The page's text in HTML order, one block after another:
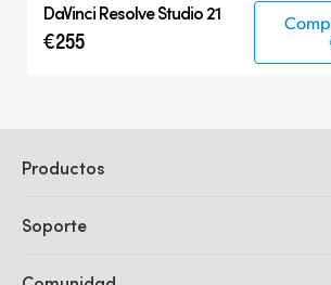
DaVinci Resolve Studio 21
€255
Productos
DaVinci Resolve y Fusion
Soporte